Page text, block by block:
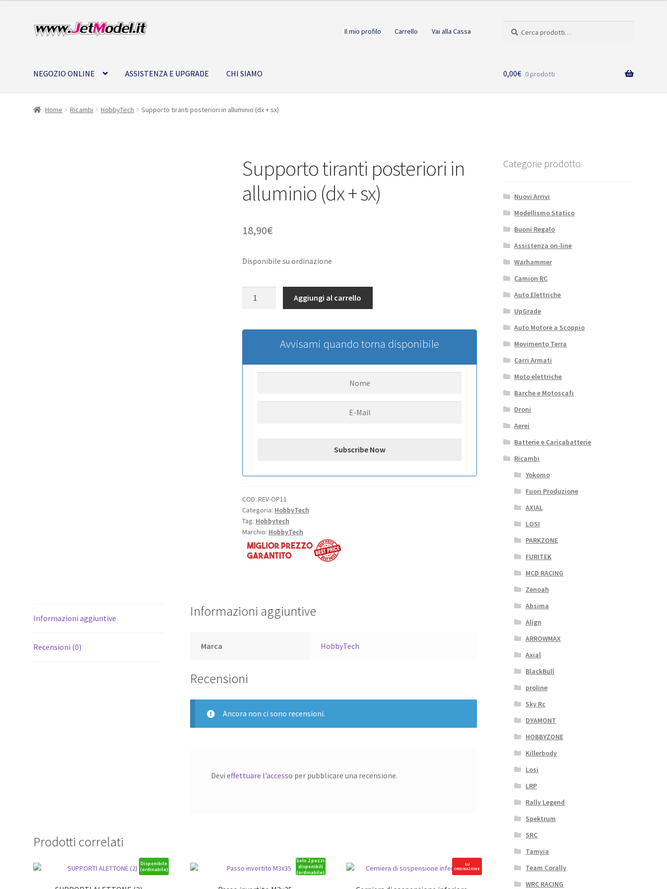
Vai
alla
Vai
al
Il mio profilo Carrello Vai alla Cassa
NEGOZIO ONLINE ASSISTENZA E UPGRADE CHI SIAMO 0,00€ 0 prodotti
Home Ricambi HobbyTech Supporto tiranti posteriori in alluminio (dx + sx)
Supporto tiranti posteriori in
alluminio (dx + sx)
18,90€
Disponibile su ordinazione
in
+
Aggiungi al carrello
Avvisami quando torna disponibile
COD: REV-OP11
Categoria: HobbyTech
Tag: Hobbytech
Marchio: HobbyTech
Informazioni aggiuntive
Recensioni (0)
Informazioni aggiuntive
Marca HobbyTech
Recensioni
Ancora non ci sono recensioni.
Devi effettuare l’accesso per pubblicare una recensione.
Prodotti correlati
Disponibile
(ordinabile)
Solo 2 pezzi
disponibili
(ordinabile)
SU
ORDINAZIONE
Categorie prodotto
Nuovi Arrivi
Modellismo Statico
Buoni Regalo
Assistenza on-line
Warhammer
Camion RC
Auto Elettriche
UpGrade
Auto Motore a Scoppio
Movimento Terra
Carri Armati
Moto elettriche
Barche e Motoscafi
Droni
Aerei
Batterie e Caricabatterie
Ricambi
Yokomo
Fuori Produzione
AXIAL
LOSI
PARKZONE
FURITEK
MCD RACING
Zenoah
Absima
Align
ARROWMAX
Axial
BlackBull
proline
Sky Rc
DYAMONT
HOBBYZONE
Killerbody
Losi
LRP
Rally Legend
Spektrum
SRC
Tamyia
Team Corally
WRC RACING